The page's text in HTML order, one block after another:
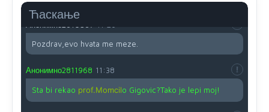
Ћаскање
Pozdrav,evo hvata me meze.
Анонимно2811968 11:38
Sta bi rekao prof.Momcilo Gigovic?Tako je lepi moj!